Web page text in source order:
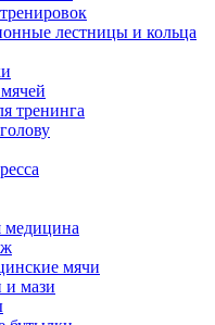
лестницы и кольца
тренинга
медицина
мячи
и мази